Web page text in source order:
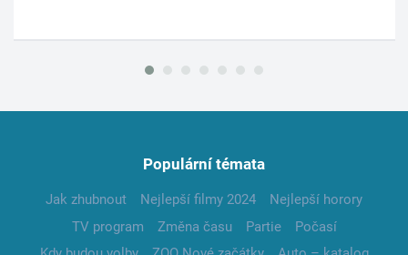
Populární témata
Jak zhubnout Nejlepší filmy 2024
Nejlepší horory
TV program
Změna času Partie
Počasí